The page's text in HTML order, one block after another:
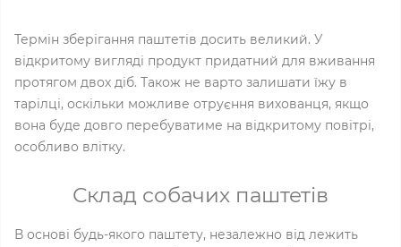
Термін зберігання паштетів досить великий. У
відкритому вигляді продукт придатний для вживання
протягом двох діб. Також не варто залишати їжу в
тарілці, оскільки можливе отруєння вихованця, якщо
вона буде довго перебуватиме на відкритому повітрі,
особливо влітку.
Склад собачих паштетів
В основі будь-якого паштету, незалежно від лежить